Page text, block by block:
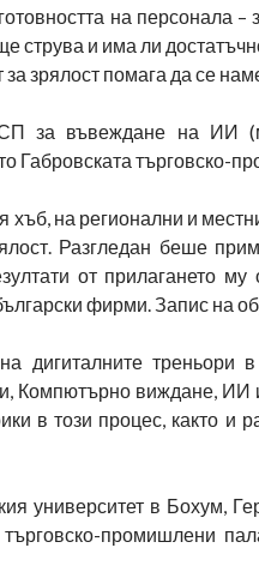
на персонала –
струва и има ли
зрялост помага да се
за въвеждане на ИИ
Габровската търговско-
на регионални и
Разгледан беше
от прилагането му
фирми. Запис на
дигиталните
Компютърно виждане, ИИ
в този процес, както и
университет в Бохум,
промишлени